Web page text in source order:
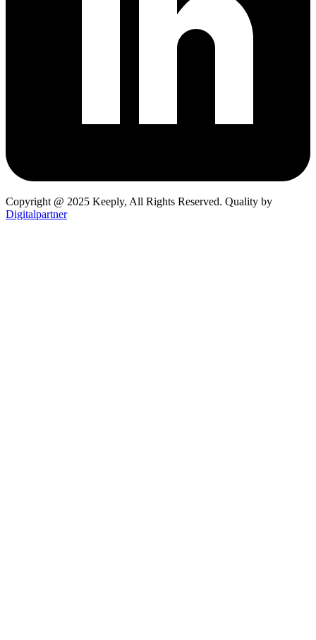
Copyright @ 2025 Keeply, All Rights Reserved. Quality by
Digitalpartner